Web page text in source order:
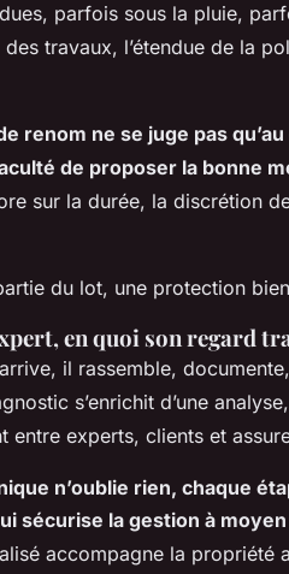
parfois sous la pluie,
travaux, l’étendue de la
renom ne se juge pas
de proposer la bonne
sur la durée, la discrétion
du lot, une protection
en quoi son regard
il rassemble,
s’enrichit d’une
entre experts, clients et
n’oublie rien, chaque
sécurise la gestion à
accompagne la propriété